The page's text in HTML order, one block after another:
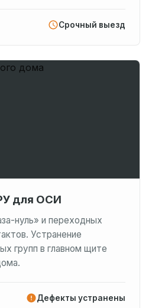
Срочный выезд
для ОСИ
нуль» и переходных
Устранение
групп в главном щите
Дефекты устранены